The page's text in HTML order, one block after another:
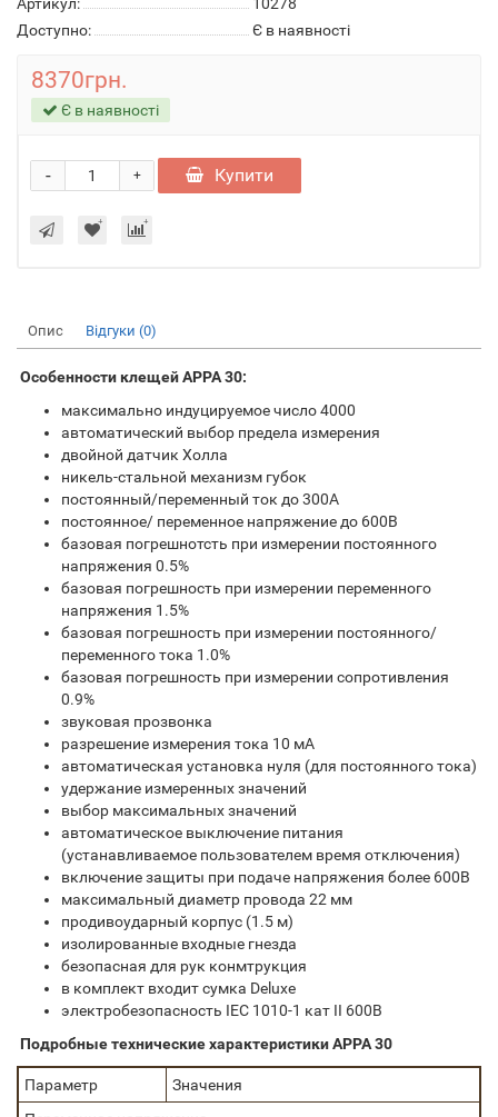
Доступно:
Є в наявності
8370грн.
Є в наявності
+
- Купити
Опис Відгуки (0)
Особенности клещей APPA 30:
максимально индуцируемое число 4000
автоматический выбор предела измерения
двойной датчик Холла
никель-стальной механизм губок
постоянный/переменный ток до 300А
постоянное/ переменное напряжение до 600В
базовая погрешнотсть при измерении постоянного
напряжения 0.5%
базовая погрешность при измерении переменного
напряжения 1.5%
базовая погрешность при измерении постоянного/
переменного тока 1.0%
базовая погрешность при измерении сопротивления
0.9%
звуковая прозвонка
разрешение измерения тока 10 мА
автоматическая установка нуля (для постоянного тока)
удержание измеренных значений
выбор максимальных значений
автоматическое выключение питания
(устанавливаемое пользователем время отключения)
включение защиты при подаче напряжения более 600В
максимальный диаметр провода 22 мм
продивоударный корпус (1.5 м)
изолированные входные гнезда
безопасная для рук конмтрукция
в комплект входит сумка Deluxe
электробезопасность IEC 1010-1 кат II 600В
Подробные технические характеристики APPA 30
Параметр
Значения